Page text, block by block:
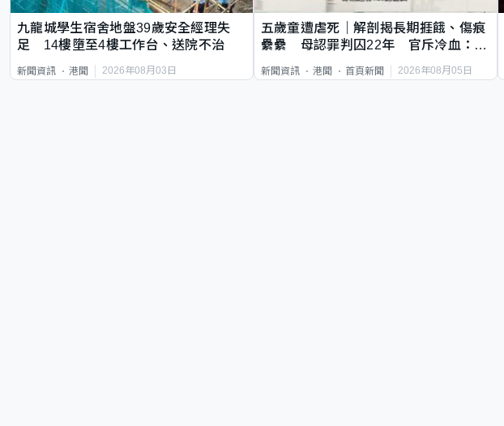
九龍城學生宿舍地盤39歲安全經理失
足 14樓墮至4樓工作台、送院不治
新聞資訊 港聞 2026年08月03日
五歲童遭虐死｜解剖揭長期捱餓、傷痕
纍纍 母認罪判囚22年 官斥冷血：同
新聞資訊 港聞 首頁新聞 2026年08月05日